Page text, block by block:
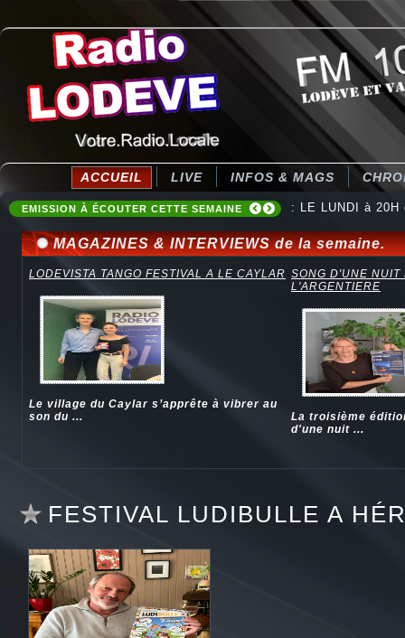
ACCUEIL LIVE INFOS & MAGS
EMISSION À ÉCOUTER CETTE SEMAINE : Destination
MAGAZINES & INTERVIEWS de la semaine.
LODEVISTA TANGO FESTIVAL A LE CAYLAR
Le village du Caylar s’apprête à vibrer au
son du ...
SONG D'UNE NUIT
L'ARGENTIERE
La troisième
d'une nuit ...
FESTIVAL LUDIBULLE A